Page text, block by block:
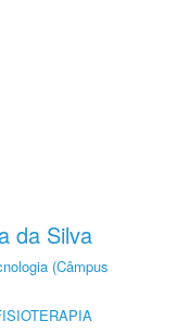
da Silva
(Câmpus